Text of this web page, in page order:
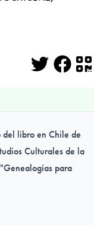
del libro en Chile de
Culturales de la
para